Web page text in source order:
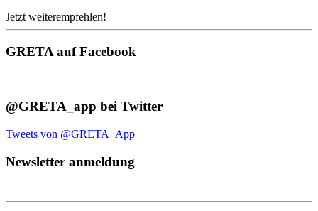
Jetzt weiterempfehlen!
GRETA auf Facebook
@GRETA_app bei Twitter
Tweets von @GRETA_App
Newsletter anmeldung